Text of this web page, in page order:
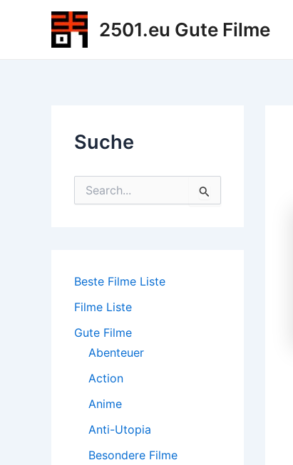
2501.eu Gute Filme
Suche
a
h
Beste Filme Liste
Filme Liste
Gute Filme
Abenteuer
Action
Anime
Anti-Utopia
Besondere Filme